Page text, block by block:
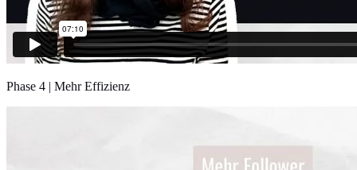
Phase 4 | Mehr Effizienz